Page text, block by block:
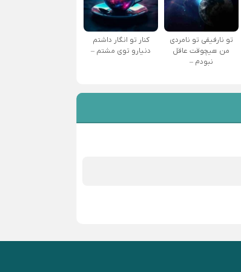
تو نارفیقی تو نامردی
من هیچوقت عاقل
نبودم –
کنار تو انگار داشتم
دنیارو توی مشتم –